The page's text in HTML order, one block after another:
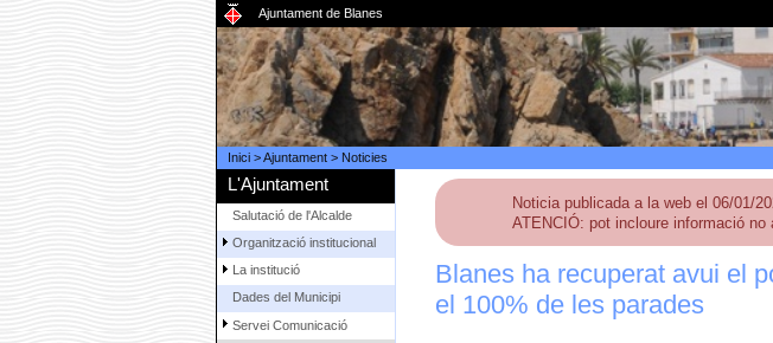
Ajuntament de Blanes
Inici>Ajuntament> Noticies
L'Ajuntament
Salutació de l'Alcalde
Organització institucional
La institució
Dades del Municipi
Servei Comunicació
Noticia publicada a la web el 06/01/
ATENCIÓ: pot incloure informació no
Blanes ha recuperat avui el
el 100% de les parades